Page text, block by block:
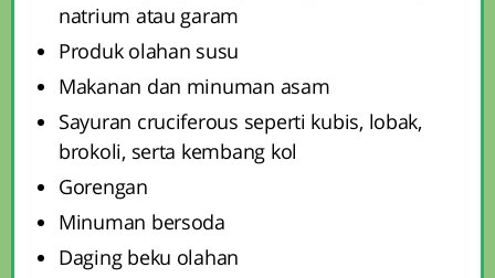
natrium atau garam
Produk olahan susu
Makanan dan minuman asam
Sayuran cruciferous seperti kubis, lobak,
brokoli, serta kembang kol
Gorengan
Minuman bersoda
Daging beku olahan